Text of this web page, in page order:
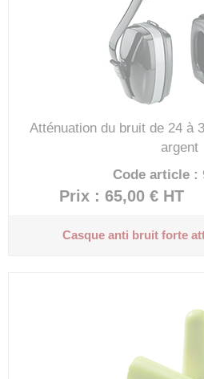
Atténuation du bruit de 24 à
argent
Code article :
Prix : 65,00 € HT
Casque anti bruit forte